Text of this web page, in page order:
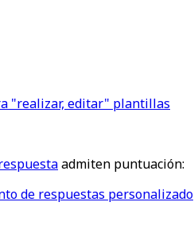
"realizar, editar" plantillas
admiten puntuación:
de respuestas personalizado